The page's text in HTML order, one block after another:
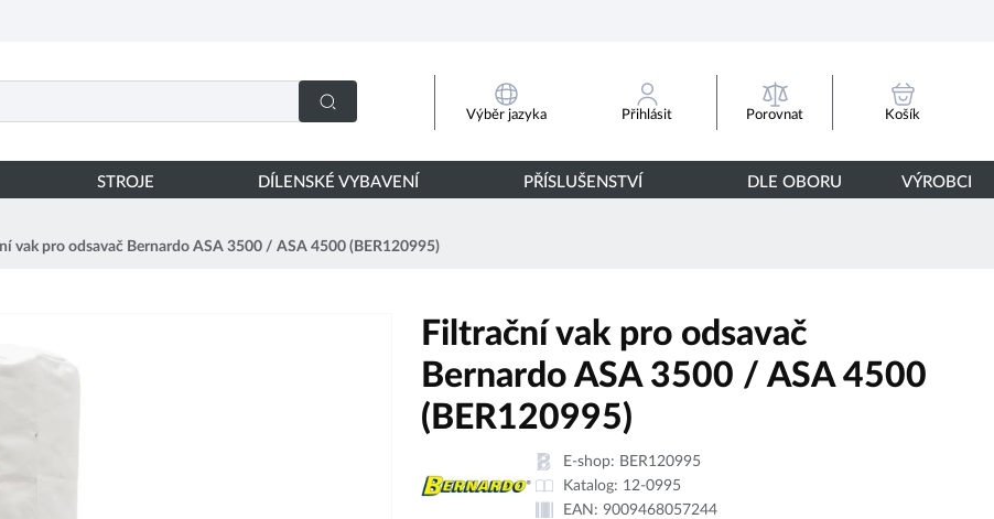
Výběr jazyka Přihlásit Porovnat Košík
STROJE DÍLENSKÉ VYBAVENÍ PŘÍSLUŠENSTVÍ DLE OBORU VÝROBCI
vak pro odsavač Bernardo ASA 3500 / ASA 4500 (BER120995)
Filtrační vak pro odsavač
Bernardo ASA 3500 / ASA 4500
(BER120995)
E-shop: BER120995
Katalog: 12-0995
EAN: 9009468057244